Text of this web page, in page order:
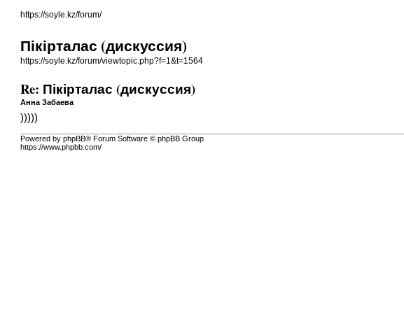
https://soyle.kz/forum/
Пікірталас (дискуссия)
https://soyle.kz/forum/viewtopic.php?f=1&t=1564
Re: Пікірталас (дискуссия)
Анна Забаева
)))))
Powered by phpBB® Forum Software © phpBB Group
https://www.phpbb.com/